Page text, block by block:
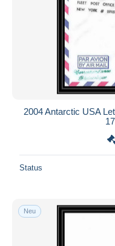
2004 Antarctic USA
Status
Neu